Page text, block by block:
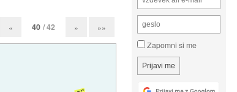
Zapomni si me
« 40 / 42 » »»